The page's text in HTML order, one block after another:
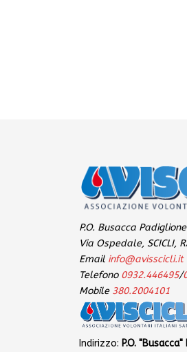
P.O. Busacca Padiglione
Via Ospedale, SCICLI,
Email info@avisscicli.it
Telefono 0932.446495/
Mobile 380.2004101
Indirizzo: P.O.